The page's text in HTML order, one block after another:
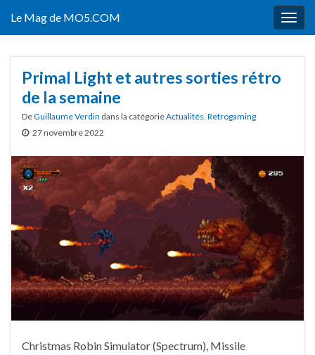
Le Mag de MO5.COM
Primal Light et autres sorties rétro
de la semaine
DeGuillaume Verdin dans la catégorieActualités, Retrogaming
27 novembre 2022
Christmas Robin Simulator (Spectrum), Missile